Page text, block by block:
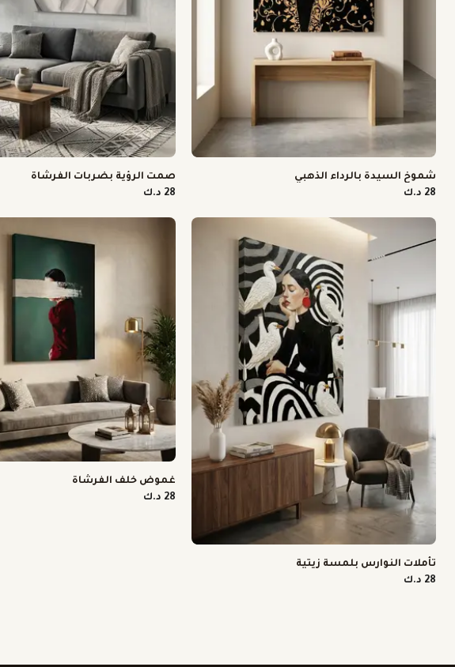
شموخ السيدة بالرداء الذهبي
28 د.ك
صمت الرؤية بضربات الفرشاة
28 د.ك
تأملات النوارس بلمسة زيتية
28 د.ك
غموض خلف الفرشاة
28 د.ك